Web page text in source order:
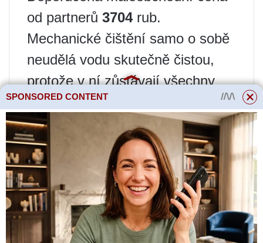
od partnerů 3704rub.
Mechanické čištění samo o sobě
neudělá vodu skutečně čistou,
protože v ní zůstávají všechny
mikroorganismy, takže se
používá dodatečné čištění
pomocí nereagenčních nebo
reagenčních metod.
Metody čištění vody bez použití
činidel
Patří sem typy úpravy vody
SPONSORED CONTENT